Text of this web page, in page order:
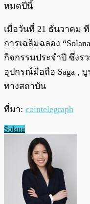
หมดปีนี้
เมื่อวันที่ 21 ธันวาคม
การเฉลิมฉลอง
กิจกรรมประจำปี ซึ่งร
อุปกรณ์มือถือ Saga ,
ทางสถาบัน
ที่มา: cointelegraph
Solana